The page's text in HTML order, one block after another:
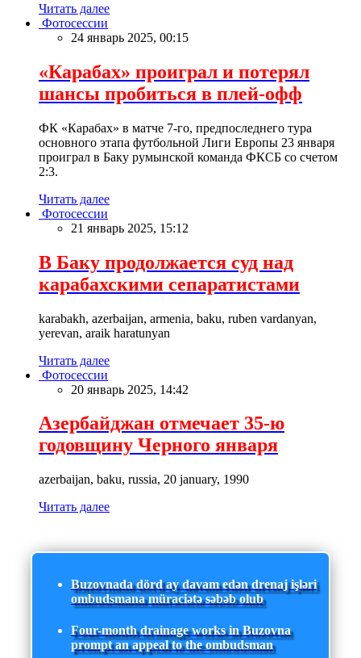
Читать далее
Фотосессии
24 январь 2025, 00:15
«Карабах» проиграл и потерял
шансы пробиться в плей-офф
ФК «Карабах» в матче 7-го, предпоследнего тура
основного этапа футбольной Лиги Европы 23 января
проиграл в Баку румынской команда ФКСБ со счетом
2:3.
Читать далее
Фотосессии
21 январь 2025, 15:12
В Баку продолжается суд над
карабахскими сепаратистами
karabakh, azerbaijan, armenia, baku, ruben vardanyan,
yerevan, araik haratunyan
Читать далее
Фотосессии
20 январь 2025, 14:42
Азербайджан отмечает 35-ю
годовщину Черного января
azerbaijan, baku, russia, 20 january, 1990
Читать далее
Buzovnada dörd ay davam edən drenaj işləri
ombudsmana müraciətə səbəb olub
Four-month drainage works in Buzovna
prompt an appeal to the ombudsman